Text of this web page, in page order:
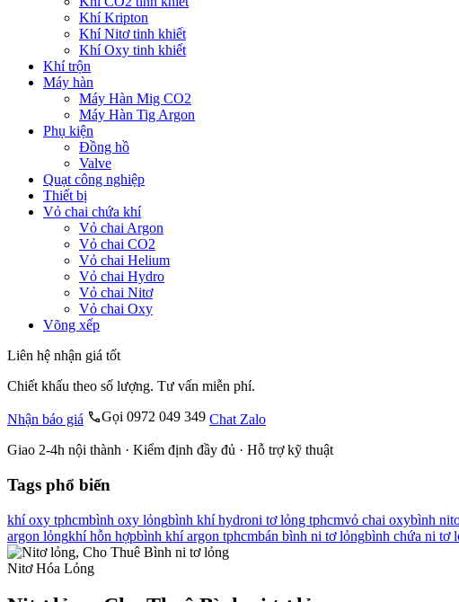
Khí Kripton
Khí Nitơ tinh khiết
Khí Oxy tinh khiết
Khí trộn
Máy hàn
Máy Hàn Mig CO2
Máy Hàn Tig Argon
Phụ kiện
Đồng hồ
Valve
Quạt công nghiệp
Thiết bị
Vỏ chai chứa khí
Vỏ chai Argon
Vỏ chai CO2
Vỏ chai Helium
Vỏ chai Hydro
Vỏ chai Nitơ
Vỏ chai Oxy
Võng xếp
Liên hệ nhận giá tốt
Chiết khấu theo số lượng. Tư vấn miễn phí.
Nhận báo giá Gọi 0972 049 349 Chat Zalo
Giao 2-4h nội thành · Kiểm định đầy đủ · Hỗ trợ kỹ thuật
Tags phổ biến
khí oxy tphcmbình oxy lỏngbình khí hydroni tơ lỏng tphcmvỏ chai oxybình
argon lỏngkhí hỗn hợpbình khí argon tphcmbán bình ni tơ lỏngbình chứa ni tơ
Nitơ Hóa Lỏng